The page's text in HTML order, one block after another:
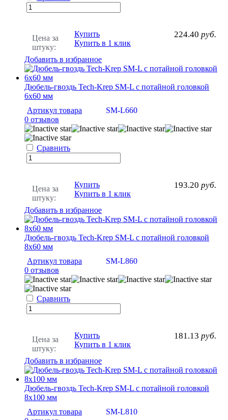
Цена за
штуку:
224.40 руб.
Купить
Купить в 1 клик
Добавить в избранное
Дюбель-гвоздь Tech-Krep SM-L с потайной головкой
6х60 мм
Артикул товара
SM-L660
0 отзывов
Сравнить
Цена за
штуку:
193.20 руб.
Купить
Купить в 1 клик
Добавить в избранное
Дюбель-гвоздь Tech-Krep SM-L с потайной головкой
8х60 мм
Артикул товара
SM-L860
0 отзывов
Сравнить
Цена за
штуку:
181.13 руб.
Купить
Купить в 1 клик
Добавить в избранное
Дюбель-гвоздь Tech-Krep SM-L с потайной головкой
8х100 мм
Артикул товара
SM-L810